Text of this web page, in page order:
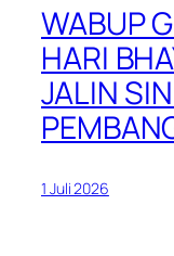
WABUP
HARI
JALIN
1 Juli 2026